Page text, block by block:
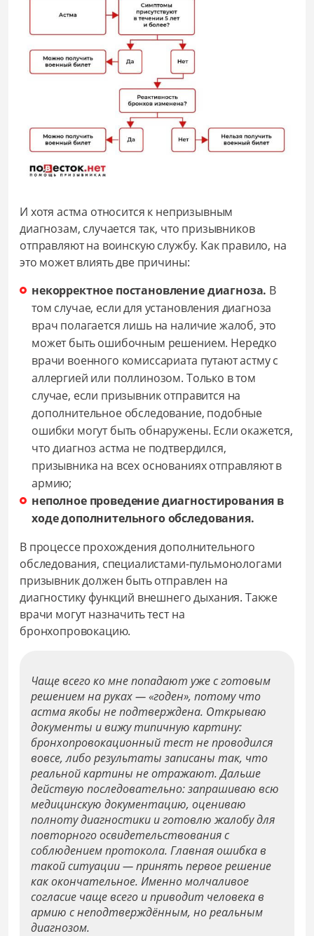
И хотя астма относится к непризывным
диагнозам, случается так, что призывников
отправляют на воинскую службу. Как правило, на
это может влиять две причины:
некорректное постановление диагноза. В
том случае, если для установления диагноза
врач полагается лишь на наличие жалоб, это
может быть ошибочным решением. Нередко
врачи военного комиссариата путают астму с
аллергией или поллинозом. Только в том
случае, если призывник отправится на
дополнительное обследование, подобные
ошибки могут быть обнаружены. Если окажется,
что диагноз астма не подтвердился,
призывника на всех основаниях отправляют в
армию;
неполное проведение диагностирования в
ходе дополнительного обследования.
В процессе прохождения дополнительного
обследования, специалистами-пульмонологами
призывник должен быть отправлен на
диагностику функций внешнего дыхания. Также
врачи могут назначить тест на
бронхопровокацию.
Чаще всего ко мне попадают уже с готовым
решением на руках — «годен», потому что
астма якобы не подтверждена. Открываю
документы и вижу типичную картину:
бронхопровокационный тест не проводился
вовсе, либо результаты записаны так, что
реальной картины не отражают. Дальше
действую последовательно: запрашиваю всю
медицинскую документацию, оцениваю
полноту диагностики и готовлю жалобу для
повторного освидетельствования с
соблюдением протокола. Главная ошибка в
такой ситуации — принять первое решение
как окончательное. Именно молчаливое
согласие чаще всего и приводит человека в
армию с неподтверждённым, но реальным
диагнозом.